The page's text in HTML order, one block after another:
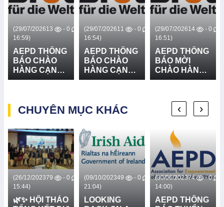
202613 - 0
THÔNG
CHÀO
CẠNH
CUNG
LOA
- LẦN
(29/07/202611 - 0
AEPD THÔNG
BÁO CHÀO
HÀNG CẠNH
TRANH CUNG
CỨU HỘ VÀ
PHÒNG
CHỐNG
THIÊN TAI -
LẦN 2
(29/07/202614 - 0
AEPD THÔNG
BÁO MỜI
CHÀO HÀNG
CẠNH TRANH
CẤP VÀ LẮP
ĐẶT 03 BẢN
THIÊN TAI TẠI
XÃ BỐ
TRẠCH, XÃ
BẮC TRẠCH
VÀ XÃ
PHONG NHA,
TRỊ - LẦN 2
(29/07/
CHUYÊN MỤC KHÁC
202379 - 0
HỘI THẢO
(09/10/202349 - 0
LOOKING
(30/06/202374 - 0
AEPD THÔNG
(13/04/
‹ ›